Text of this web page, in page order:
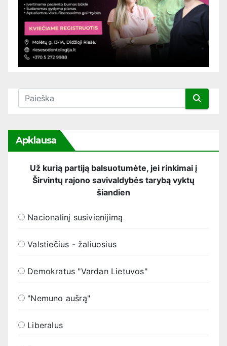
Apklausa
Už kurią partiją balsuotumėte, jei rinkimai į
Širvintų rajono savivaldybės tarybą vyktų
šiandien
Nacionalinį susivienijimą
Valstiečius - žaliuosius
Demokratus "Vardan Lietuvos"
"Nemuno aušrą"
Liberalus